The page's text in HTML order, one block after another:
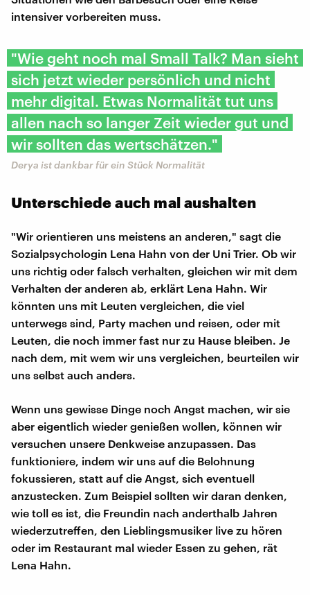
intensiver vorbereiten muss.
"Wie geht noch mal Small Talk? Man sieht
sich jetzt wieder persönlich und nicht
mehr digital. Etwas Normalität tut uns
allen nach so langer Zeit wieder gut und
wir sollten das wertschätzen."
Derya ist dankbar für ein Stück Normalität
Unterschiede auch mal aushalten
"Wir orientieren uns meistens an anderen," sagt die
Sozialpsychologin Lena Hahn von der Uni Trier. Ob wir
uns richtig oder falsch verhalten, gleichen wir mit dem
Verhalten der anderen ab, erklärt Lena Hahn. Wir
könnten uns mit Leuten vergleichen, die viel
unterwegs sind, Party machen und reisen, oder mit
Leuten, die noch immer fast nur zu Hause bleiben. Je
nach dem, mit wem wir uns vergleichen, beurteilen wir
uns selbst auch anders.
Wenn uns gewisse Dinge noch Angst machen, wir sie
aber eigentlich wieder genießen wollen, können wir
versuchen unsere Denkweise anzupassen. Das
funktioniere, indem wir uns auf die Belohnung
fokussieren, statt auf die Angst, sich eventuell
anzustecken. Zum Beispiel sollten wir daran denken,
wie toll es ist, die Freundin nach anderthalb Jahren
wiederzutreffen, den Lieblingsmusiker live zu hören
oder im Restaurant mal wieder Essen zu gehen, rät
Lena Hahn.